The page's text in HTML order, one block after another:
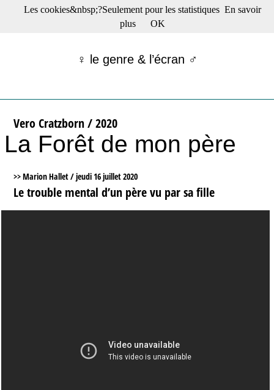
☰ Menu
Films récents
Tribunes
Bloc-notes
Archives
S’abonner à la Lettre !
♀ le genre & l’écran ♂
Vero Cratzborn / 2020
La Forêt de mon père
>> Marion Hallet /jeudi 16 juillet 2020
Le trouble mental d’un père vu par sa fille
Les cookies&nbsp;?Seulement pour les statistiques En savoir
plus
OK